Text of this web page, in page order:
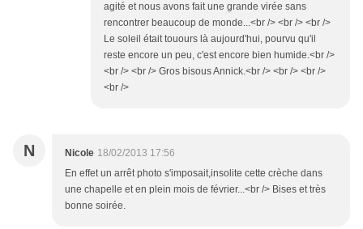
agité et nous avons fait une grande virée sans
rencontrer beaucoup de monde...<br /> <br /> <br />
Le soleil était touours là aujourd'hui, pourvu qu'il
reste encore un peu, c'est encore bien humide.<br />
<br /> <br /> Gros bisous Annick.<br /> <br /> <br />
<br />
N Nicole 18/02/2013 17:56
En effet un arrêt photo s'imposait,insolite cette crèche dans
une chapelle et en plein mois de février...<br /> Bises et très
bonne soirée.